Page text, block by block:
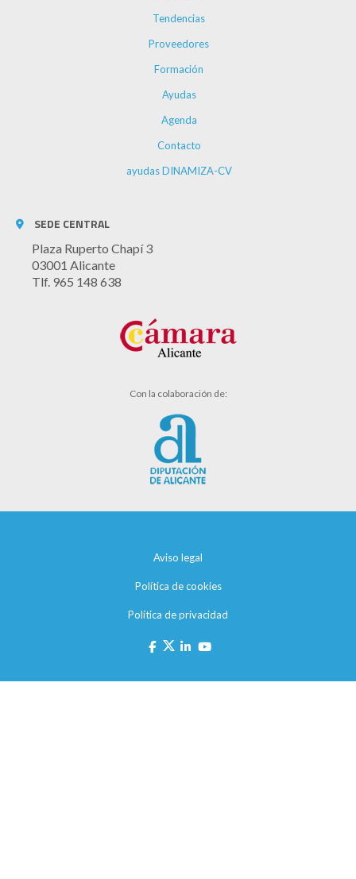
Tendencias
Proveedores
Formación
Ayudas
Agenda
Contacto
ayudas DINAMIZA-CV
SEDE CENTRAL
Plaza Ruperto Chapí 3
03001 Alicante
Tlf. 965 148 638
Con la colaboración de:
Aviso legal
Política de cookies
Política de privacidad